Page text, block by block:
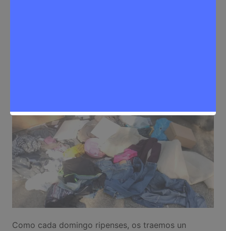
Como cada domingo ripenses, os traemos un